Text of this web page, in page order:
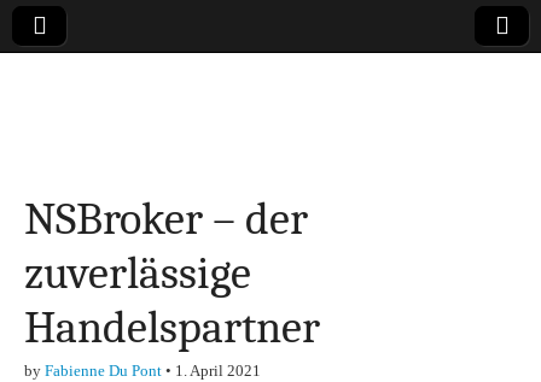
Finanzen,
Marketing-, Vertrieb-
& Investment-Tipps
NSBroker – der
zuverlässige
Handelspartner
by Fabienne Du Pont • 1. April 2021